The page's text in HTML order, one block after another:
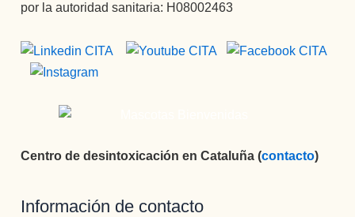
por la autoridad sanitaria: H08002463
Centro de desintoxicación en Cataluña (contacto)
Información de contacto